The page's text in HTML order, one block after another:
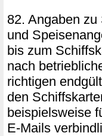
82. Angaben
und
bis zum
nach
richtigen
den
beispielsweise
E-Mails